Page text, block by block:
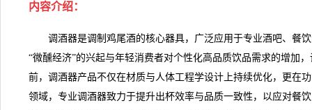
内容介绍：
调酒器是调制鸡尾酒的核心器具，广泛应用于专业酒吧、餐饮
“微醺经济”的兴起与年轻消费者对个性化高品质饮品需求的增加
前，调酒器产品不仅在材质与人体工程学设计上持续优化，更在
领域，专业调酒器致力于提升出杯效率与品质一致性，以应对餐